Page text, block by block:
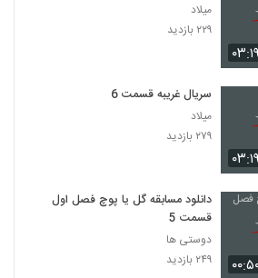
۰۳:۱۹
میلاد
۲۲۹ بازدید
۰۳:۱۹
سریال غریبه قسمت 6
میلاد
۲۷۹ بازدید
دانلود مسابقه گل یا پوچ فصل اول
قسمت 5
دوستی ها
۲۴۹ بازدید